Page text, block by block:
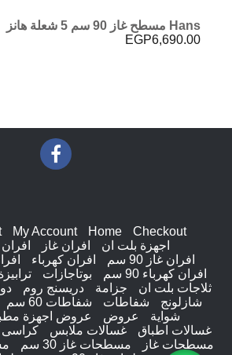
Hans مسطح غاز 90 سم 5 شعلة هانز
EGP6,690.00
Checkout
Home
My Account
اجهزة بلت ان
افران غاز
افران
افران غاز 90 سم
افران كهرباء
افران كهرباء 90 سم
بوتاجازات
ثلاجات بلت ان
جزامة دريسنج روم
شازلونج
شفاطات شفاطات 60 سم
شواية
عروض عروض اجهزة
غسالات اطباق
غسالات ملابس كراسى
مسطحات غاز
مسطحات غاز 30 سم